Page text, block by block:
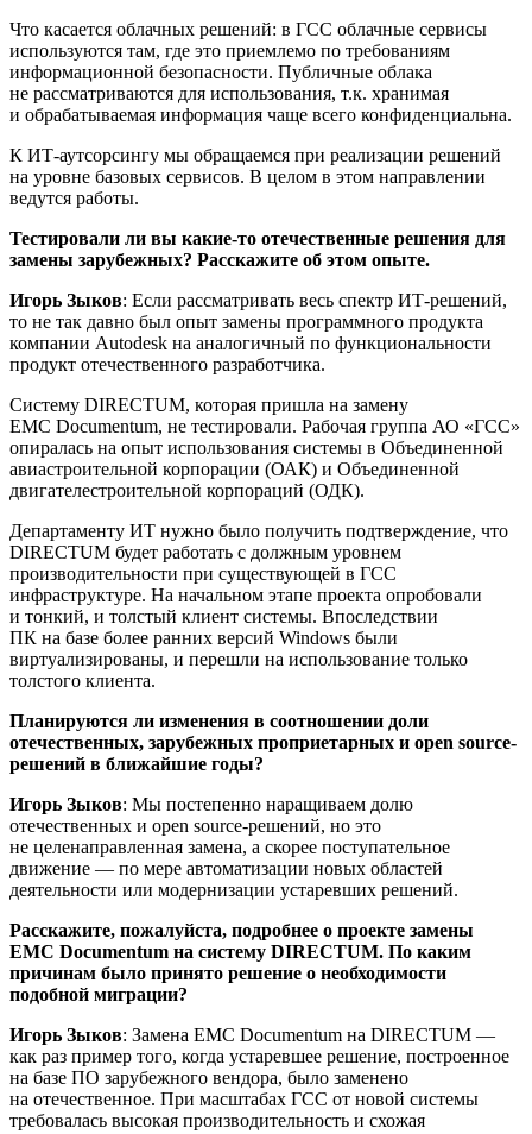
Что касается облачных решений: в ГСС облачные сервисы
используются там, где это приемлемо по требованиям
информационной безопасности. Публичные облака
не рассматриваются для использования, т.к. хранимая
и обрабатываемая информация чаще всего конфиденциальна.
К ИТ-аутсорсингу мы обращаемся при реализации решений
на уровне базовых сервисов. В целом в этом направлении
ведутся работы.
Тестировали ли вы какие-то отечественные решения для
замены зарубежных? Расскажите об этом опыте.
Игорь Зыков: Если рассматривать весь спектр ИТ-решений,
то не так давно был опыт замены программного продукта
компании Autodesk на аналогичный по функциональности
продукт отечественного разработчика.
Систему DIRECTUM, которая пришла на замену
EMC Documentum, не тестировали. Рабочая группа АО «ГСС»
опиралась на опыт использования системы в Объединенной
авиастроительной корпорации (ОАК) и Объединенной
двигателестроительной корпораций (ОДК).
Департаменту ИТ нужно было получить подтверждение, что
DIRECTUM будет работать с должным уровнем
производительности при существующей в ГСС
инфраструктуре. На начальном этапе проекта опробовали
и тонкий, и толстый клиент системы. Впоследствии
ПК на базе более ранних версий Windows были
виртуализированы, и перешли на использование только
толстого клиента.
Планируются ли изменения в соотношении доли
отечественных, зарубежных проприетарных и open source-
решений в ближайшие годы?
Игорь Зыков: Мы постепенно наращиваем долю
отечественных и open source-решений, но это
не целенаправленная замена, а скорее поступательное
движение — по мере автоматизации новых областей
деятельности или модернизации устаревших решений.
Расскажите, пожалуйста, подробнее о проекте замены
EMC Documentum на систему DIRECTUM. По каким
причинам было принято решение о необходимости
подобной миграции?
Игорь Зыков: Замена EMC Documentum на DIRECTUM —
как раз пример того, когда устаревшее решение, построенное
на базе ПО зарубежного вендора, было заменено
на отечественное. При масштабах ГСС от новой системы
требовалась высокая производительность и схожая